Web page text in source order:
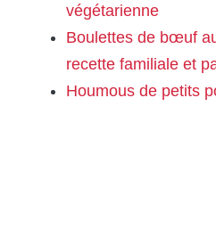
végétarienne
Boulettes de bœuf
recette familiale et
Houmous de petits